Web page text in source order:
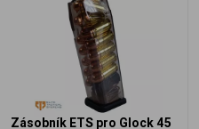
Zásobník ETS pro Glock 45